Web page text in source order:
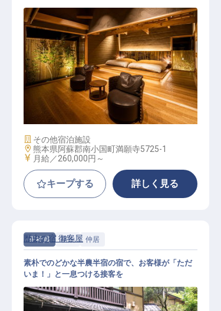
フロント・事務│引越し補助・寮有
／面接交通費全額負担／月6～8日休
施設業態
その他宿泊施設
勤務地
熊本県阿蘇郡南小国町満願寺5725-1
給与
月給／260,000円～
キープする 詳しく見る
正社員 宿泊 仲居
歴史の宿 御客屋
素朴でのどかな半農半宿の宿で、お客様が「ただ
いま！」と一息つける接客を